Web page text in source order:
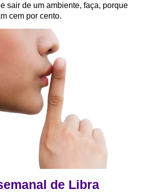
sair de um ambiente, faça, porque
cem por cento.
de Libra